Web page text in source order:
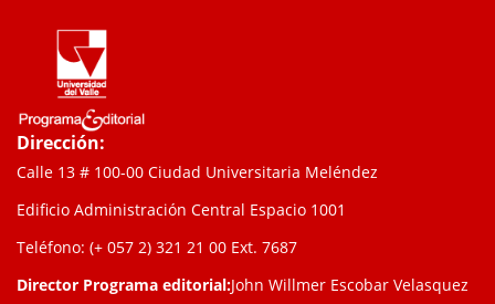
Dirección:
Calle 13 # 100-00 Ciudad Universitaria Meléndez
Edificio Administración Central Espacio 1001
Teléfono: (+ 057 2) 321 21 00 Ext. 7687
Director Programa editorial:John Willmer Escobar Velasquez